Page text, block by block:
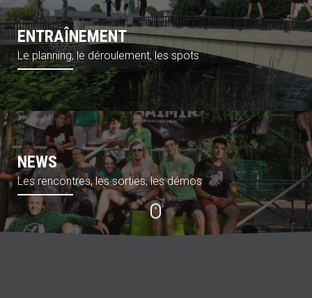
ENTRAÎNEMENT
Le planning, le déroulement, les spots
NEWS
Les rencontres, les sorties, les démos
Aller
au
contenu